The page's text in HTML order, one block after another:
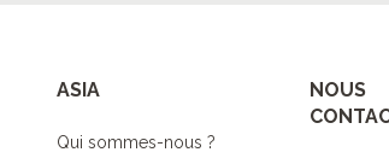
ASIA
Qui sommes-nous ?
NOUS